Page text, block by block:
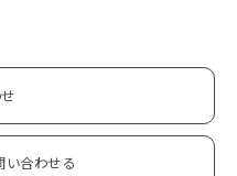
い合わせる